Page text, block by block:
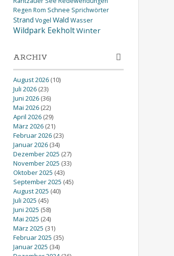
Regen Rom Schnee Sprichwörter
Strand Vogel Wald Wasser
Wildpark EekholtWinter
ARCHIV
August 2026 (10)
Juli 2026 (23)
Juni 2026 (36)
Mai 2026 (22)
April 2026 (29)
März 2026 (21)
Februar 2026 (23)
Januar 2026 (34)
Dezember 2025 (27)
November 2025 (33)
Oktober 2025 (43)
September 2025 (45)
August 2025 (40)
Juli 2025 (45)
Juni 2025 (58)
Mai 2025 (24)
März 2025 (31)
Februar 2025 (35)
Januar 2025 (34)